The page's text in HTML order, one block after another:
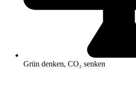
Grün denken, CO₂ senken